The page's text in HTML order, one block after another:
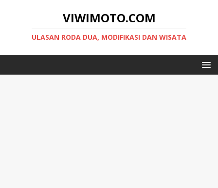
VIWIMOTO.COM
ULASAN RODA DUA, MODIFIKASI DAN WISATA